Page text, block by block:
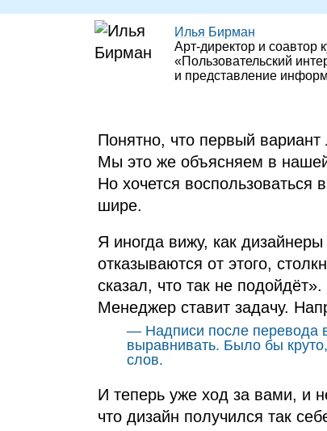
Илья Бирман
Арт‑директор и соавтор
«Пользовательский
и представление
Понятно, что первый
Мы это же объясняем в
Но хочется
шире.
Я иногда вижу, как
отказываются от этого,
сказал, что так не
Менеджер ставит задачу.
— Надписи после перевода
выравнивать. Было бы
слов.
И теперь уже ход за вами, и
что дизайн получился так